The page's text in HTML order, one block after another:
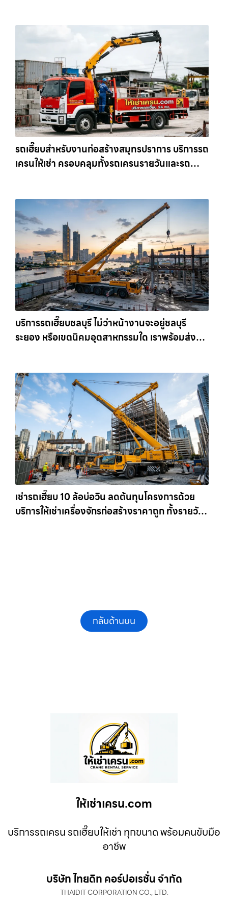
รถเฮี๊ยบสำหรับงานก่อสร้างสมุทรปราการ บริการรถ
เครนให้เช่า ครอบคลุมทั้งรถเครนรายวันและรถ
บริการรถเฮี๊ยบชลบุรี ไม่ว่าหน้างานจะอยู่ชลบุรี
ระยอง หรือเขตนิคมอุตสาหกรรมใด เราพร้อมส่งรถ
เช่ารถเฮี๊ยบ 10 ล้อบ่อวิน ลดต้นทุนโครงการด้วย
บริการให้เช่าเครื่องจักรก่อสร้างราคาถูก ทั้งรายวัน
กลับด้านบน
ให้เช่าเครน.com
บริการรถเครน รถเฮี๊ยบให้เช่า ทุกขนาด พร้อมคนขับมือ
อาชีพ
บริษัท ไทยดิท คอร์ปอเรชั่น จำกัด
THAIDIT CORPORATION CO., LTD.